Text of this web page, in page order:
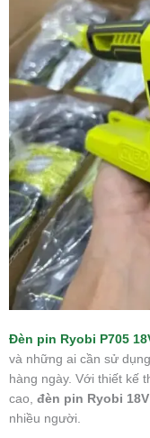
Đèn pin Ryobi P705
và những ai cần sử
hàng ngày. Với thiết kế
cao, đèn pin Ryobi 18V
nhiều người.